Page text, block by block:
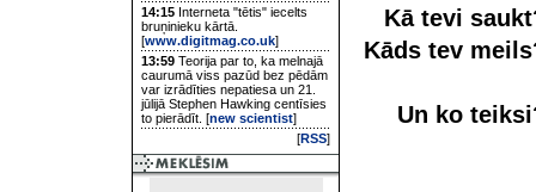
14:15 Interneta "tētis" iecelts
bruņinieku kārtā.
[www.digitmag.co.uk]
13:59 Teorija par to, ka melnajā
caurumā viss pazūd bez pēdām
var izrādīties nepatiesa un 21.
jūlijā Stephen Hawking centīsies
to pierādīt. [new scientist]
[RSS]
Kā tevi
Kāds tev
Un ko